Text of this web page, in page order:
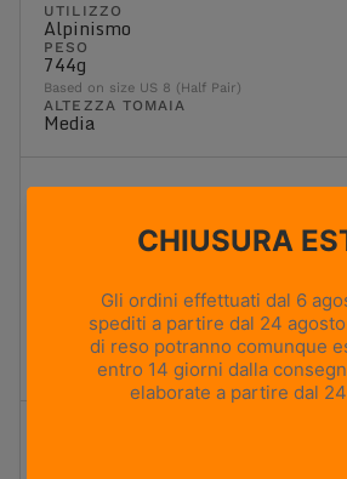
UTILIZZO
Alpinismo
PESO
744g
Based on size US 8 (Half Pair)
ALTEZZA TOMAIA
Media
Flessibilità
2 3
Massima flessibilità
Ideale per il trekking con zaino e i
Offre una piattaforma stabile,
ed è progettata per il trasporto di